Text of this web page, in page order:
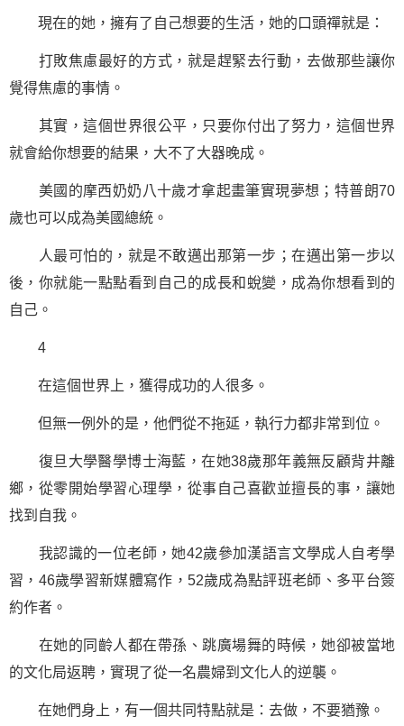
現在的她，擁有了自己想要的生活，她的口頭禪就是：
打敗焦慮最好的方式，就是趕緊去行動，去做那些讓你
覺得焦慮的事情。
其實，這個世界很公平，只要你付出了努力，這個世界
就會給你想要的結果，大不了大器晚成。
美國的摩西奶奶八十歲才拿起畫筆實現夢想；特普朗70
歲也可以成為美國總統。
人最可怕的，就是不敢邁出那第一步；在邁出第一步以
後，你就能一點點看到自己的成長和蛻變，成為你想看到的
自己。
4
在這個世界上，獲得成功的人很多。
但無一例外的是，他們從不拖延，執行力都非常到位。
復旦大學醫學博士海藍，在她38歲那年義無反顧背井離
鄉，從零開始學習心理學，從事自己喜歡並擅長的事，讓她
找到自我。
我認識的一位老師，她42歲參加漢語言文學成人自考學
習，46歲學習新媒體寫作，52歲成為點評班老師、多平台簽
約作者。
在她的同齡人都在帶孫、跳廣場舞的時候，她卻被當地
的文化局返聘，實現了從一名農婦到文化人的逆襲。
在她們身上，有一個共同特點就是：去做，不要猶豫。